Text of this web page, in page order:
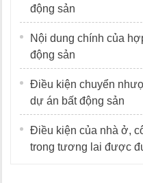
động sản
Nội dung chính của
động sản
Điều kiện chuyển
dự án bất động sản
Điều kiện của nhà ở,
trong tương lai được